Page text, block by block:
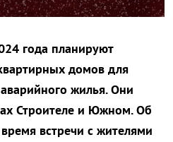
года планируют
домов для
жилья. Они
Строителе и Южном. Об
встречи с жителями